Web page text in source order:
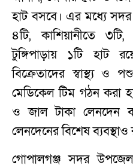
হাট বসবে। এর মধ্যে
৪টি, কাশিয়ানীতে
টুঙ্গিপাড়ায় ১টি হাট
বিক্রেতাদের স্বাস্থ্য ও
মেডিকেল টিম গঠন করা
ও জাল টাকা লেনদেন
লেনদেনের বিশেষ ব্যবস্থাও
গোপালগঞ্জ সদর